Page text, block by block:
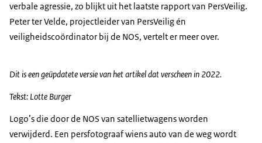
verbale agressie, zo blijkt uit het laatste rapport van PersVeilig.
Peter ter Velde, projectleider van PersVeilig én
veiligheidscoördinator bij de NOS, vertelt er meer over.
Dit is een geüpdatete versie van het artikel dat verscheen in 2022.
Tekst: Lotte Burger
Logo’s die door de NOS van satellietwagens worden
verwijderd. Een persfotograaf wiens auto van de weg wordt